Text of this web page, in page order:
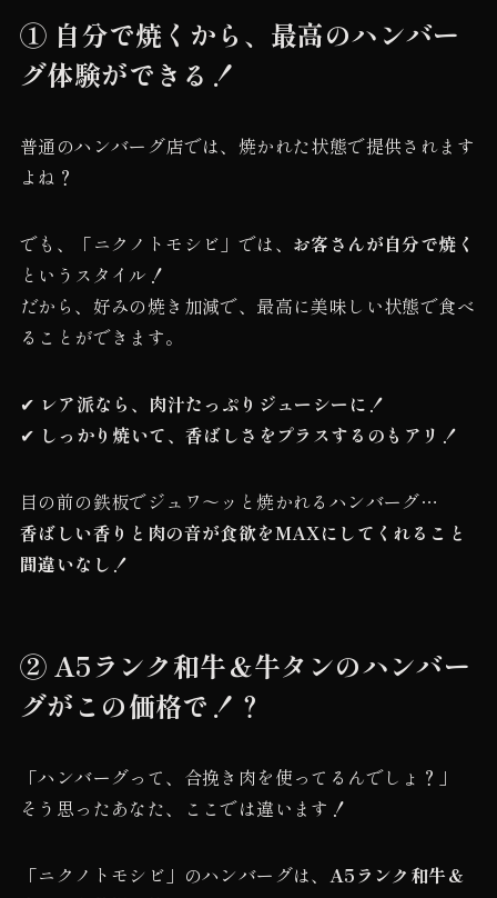
① 自分で焼くから、最高のハンバー
グ体験ができる！
普通のハンバーグ店では、焼かれた状態で提供されます
よね？
でも、「ニクノトモシビ」では、 お客さんが自分で焼く
というスタイル！
だから、好みの焼き加減で、最高に美味しい状態で食べ
ることができます。
✔ レア派なら、肉汁たっぷりジューシーに！
✔ しっかり焼いて、香ばしさをプラスするのもアリ！
目の前の鉄板でジュワ～ッと焼かれるハンバーグ…
香ばしい香りと肉の音が食欲をMAXにしてくれること
間違いなし！
② A5ランク和牛＆牛タンのハンバー
グがこの価格で！？
「ハンバーグって、合挽き肉を使ってるんでしょ？」
そう思ったあなた、ここでは違います！
「ニクノトモシビ」のハンバーグは、 A5ランク和牛＆